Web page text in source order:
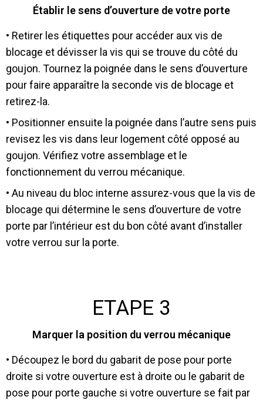
Établir le sens d’ouverture de votre porte
• Retirer les étiquettes pour accéder aux vis de
blocage et dévisser la vis qui se trouve du côté du
goujon. Tournez la poignée dans le sens d’ouverture
pour faire apparaître la seconde vis de blocage et
retirez-la.
• Positionner ensuite la poignée dans l’autre sens puis
revisez les vis dans leur logement côté opposé au
goujon. Vérifiez votre assemblage et le
fonctionnement du verrou mécanique.
• Au niveau du bloc interne assurez-vous que la vis de
blocage qui détermine le sens d’ouverture de votre
porte par l’intérieur est du bon côté avant d’installer
votre verrou sur la porte.
ETAPE 3
Marquer la position du verrou mécanique
• Découpez le bord du gabarit de pose pour porte
droite si votre ouverture est à droite ou le gabarit de
pose pour porte gauche si votre ouverture se fait par